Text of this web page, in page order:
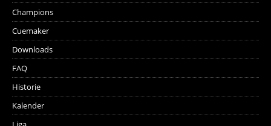
Champions
Cuemaker
Downloads
FAQ
Historie
Kalender